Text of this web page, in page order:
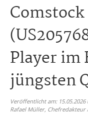
Player im
jüngsten
Veröffentlicht am:
Rafael Müller, Chefredakteur